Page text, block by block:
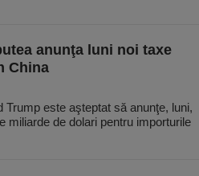
anunţa luni noi taxe
China
Trump este aşteptat să anunţe, luni,
miliarde de dolari pentru importurile